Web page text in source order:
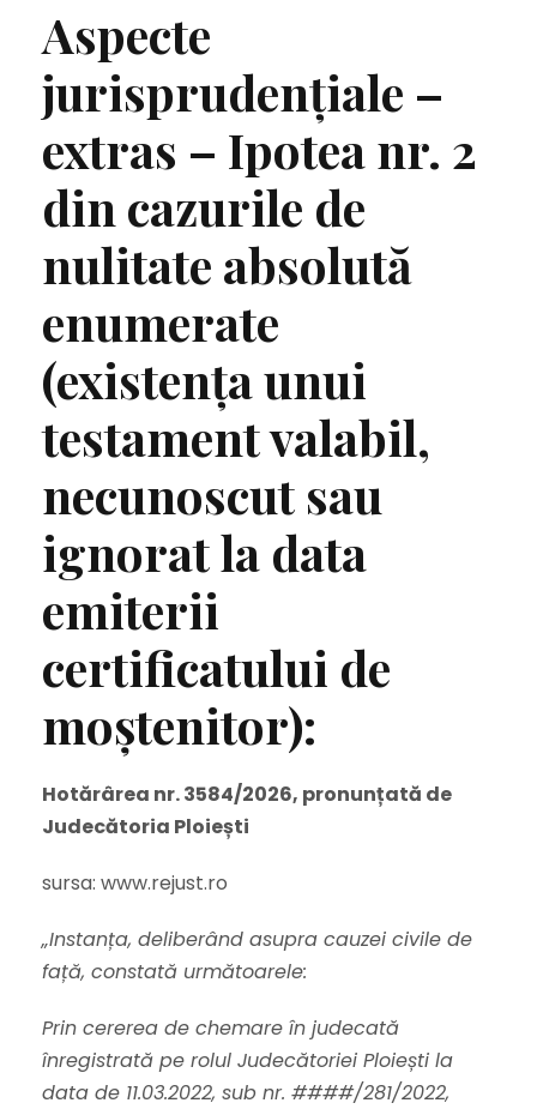
Aspecte
jurisprudențiale –
extras – Ipotea nr. 2
din cazurile de
nulitate absolută
enumerate
(existența unui
testament valabil,
necunoscut sau
ignorat la data
emiterii
certificatului de
moștenitor):
Hotărârea nr. 3584/2026, pronunțată de
Judecătoria Ploiești
sursa: www.rejust.ro
„Instanța, deliberând asupra cauzei civile de
față, constată următoarele:
Prin cererea de chemare în judecată
înregistrată pe rolul Judecătoriei Ploiești la
data de 11.03.2022, sub nr. ####/281/2022,